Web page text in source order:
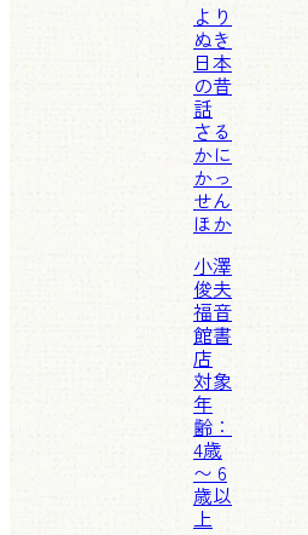
より
ぬき
日本
の昔
話
さる
かに
かっ
せん
ほか
小澤
俊夫
福音
館書
店
対象
年
齢：
4歳
〜 6
歳以
上